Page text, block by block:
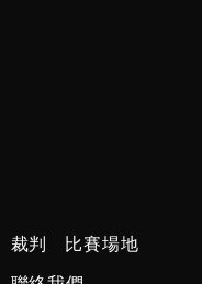
裁判
比賽場地